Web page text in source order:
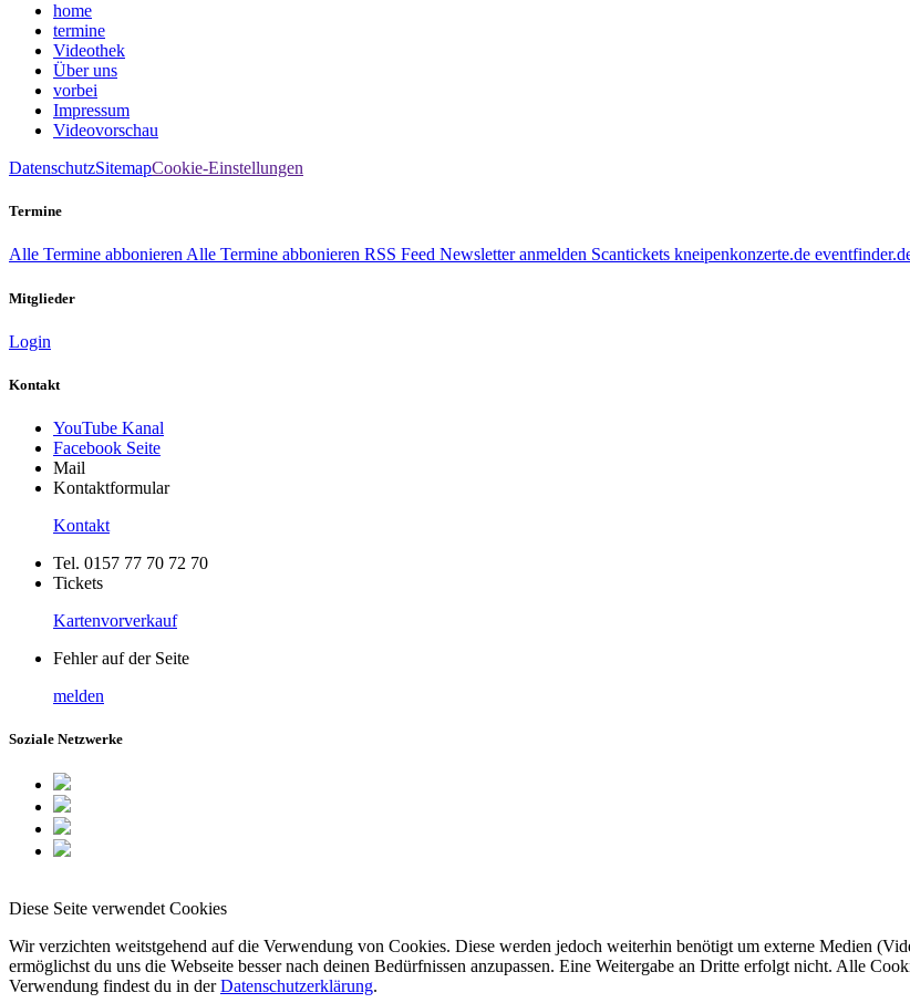
home
termine
Videothek
Über uns
vorbei
Impressum
Videovorschau
DatenschutzSitemapCookie-Einstellungen
Termine
Alle Termine abbonierenAlle Termine abbonieren RSS Feed Newsletter anmelden Scantickets kneipenkonzerte.de
Mitglieder
Login
Kontakt
YouTube Kanal
Facebook Seite
Mail
Kontaktformular
Kontakt
Tel. 0157 77 70 72 70
Tickets
Kartenvorverkauf
Fehler auf der Seite
melden
Soziale Netzwerke
Diese Seite verwendet Cookies
Wir verzichten weitstgehend auf die Verwendung von Cookies. Diese werden jedoch weiterhin benötigt um externe Medien
ermöglichst du uns die Webseite besser nach deinen Bedürfnissen anzupassen. Eine Weitergabe an Dritte erfolgt nicht. Alle
Verwendung findest du in derDatenschutzerklärung.